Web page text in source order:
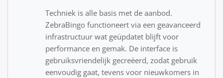
Techniek is alle basis met de aanbod.
ZebraBingo functioneert via een geavanceerd
infrastructuur wat geüpdatet blijft voor
performance en gemak. De interface is
gebruiksvriendelijk gecreëerd, zodat gebruik
eenvoudig gaat, tevens voor nieuwkomers in